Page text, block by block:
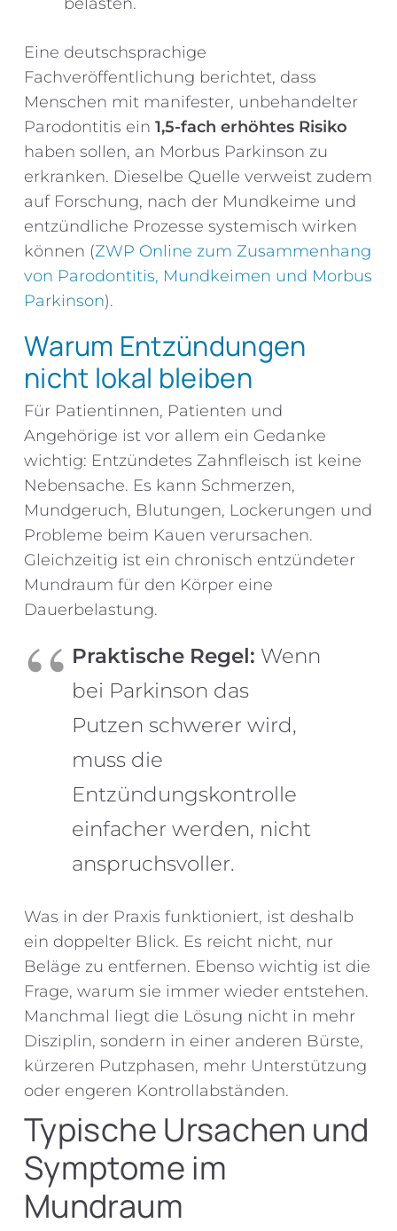
Eine deutschsprachige
Fachveröffentlichung berichtet, dass
Menschen mit manifester, unbehandelter
Parodontitis ein 1,5-fach erhöhtes Risiko
haben sollen, an Morbus Parkinson zu
erkranken. Dieselbe Quelle verweist zudem
auf Forschung, nach der Mundkeime und
entzündliche Prozesse systemisch wirken
können (ZWP Online zum Zusammenhang
von Parodontitis, Mundkeimen und Morbus
Parkinson).
Warum Entzündungen
nicht lokal bleiben
Für Patientinnen, Patienten und
Angehörige ist vor allem ein Gedanke
wichtig: Entzündetes Zahnfleisch ist keine
Nebensache. Es kann Schmerzen,
Mundgeruch, Blutungen, Lockerungen und
Probleme beim Kauen verursachen.
Gleichzeitig ist ein chronisch entzündeter
Mundraum für den Körper eine
Dauerbelastung.
Praktische Regel: Wenn
bei Parkinson das
Putzen schwerer wird,
muss die
Entzündungskontrolle
einfacher werden, nicht
anspruchsvoller.
Was in der Praxis funktioniert, ist deshalb
ein doppelter Blick. Es reicht nicht, nur
Beläge zu entfernen. Ebenso wichtig ist die
Frage, warum sie immer wieder entstehen.
Manchmal liegt die Lösung nicht in mehr
Disziplin, sondern in einer anderen Bürste,
kürzeren Putzphasen, mehr Unterstützung
oder engeren Kontrollabständen.
Typische Ursachen und
Symptome im
Mundraum